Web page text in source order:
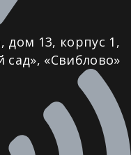
дом 13, корпус 1,
сад», «Свиблово»